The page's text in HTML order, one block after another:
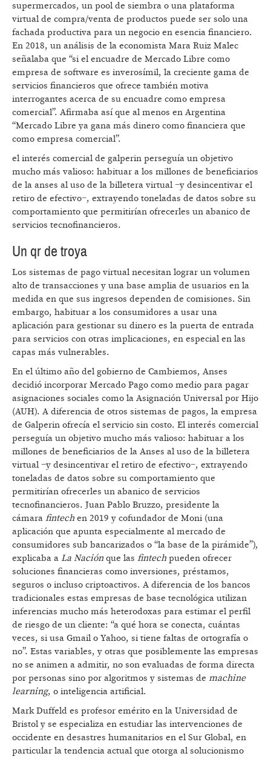
supermercados, un pool de siembra o una plataforma
virtual de compra/venta de productos puede ser solo una
fachada productiva para un negocio en esencia financiero.
En 2018, un análisis de la economista Mara Ruiz Malec
señalaba que “si el encuadre de Mercado Libre como
empresa de software es inverosímil, la creciente gama de
servicios financieros que ofrece también motiva
interrogantes acerca de su encuadre como empresa
comercial”. Afirmaba así que al menos en Argentina
“Mercado Libre ya gana más dinero como financiera que
como empresa comercial”.
el interés comercial de galperin perseguía un objetivo
mucho más valioso: habituar a los millones de beneficiarios
de la anses al uso de la billetera virtual −y desincentivar el
retiro de efectivo−, extrayendo toneladas de datos sobre su
comportamiento que permitirían ofrecerles un abanico de
servicios tecnofinancieros.
Un qr de troya
Los sistemas de pago virtual necesitan lograr un volumen
alto de transacciones y una base amplia de usuarios en la
medida en que sus ingresos dependen de comisiones. Sin
embargo, habituar a los consumidores a usar una
aplicación para gestionar su dinero es la puerta de entrada
para servicios con otras implicaciones, en especial en las
capas más vulnerables.
En el último año del gobierno de Cambiemos, Anses
decidió incorporar Mercado Pago como medio para pagar
asignaciones sociales como la Asignación Universal por Hijo
(AUH). A diferencia de otros sistemas de pagos, la empresa
de Galperin ofrecía el servicio sin costo. El interés comercial
perseguía un objetivo mucho más valioso: habituar a los
millones de beneficiarios de la Anses al uso de la billetera
virtual −y desincentivar el retiro de efectivo−, extrayendo
toneladas de datos sobre su comportamiento que
permitirían ofrecerles un abanico de servicios
tecnofinancieros. Juan Pablo Bruzzo, presidente la
cámara fintech en 2019 y cofundador de Moni (una
aplicación que apunta especialmente al mercado de
consumidores sub bancarizados o “la base de la pirámide”),
explicaba a La Nación que las fintech pueden ofrecer
soluciones financieras como inversiones, préstamos,
seguros o incluso criptoactivos. A diferencia de los bancos
tradicionales estas empresas de base tecnológica utilizan
inferencias mucho más heterodoxas para estimar el perfil
de riesgo de un cliente: “a qué hora se conecta, cuántas
veces, si usa Gmail o Yahoo, si tiene faltas de ortografía o
no”. Estas variables, y otras que posiblemente las empresas
no se animen a admitir, no son evaluadas de forma directa
por personas sino por algoritmos y sistemas de machine
learning, o inteligencia artificial.
Mark Duffeld es profesor emérito en la Universidad de
Bristol y se especializa en estudiar las intervenciones de
occidente en desastres humanitarios en el Sur Global, en
particular la tendencia actual que otorga al solucionismo